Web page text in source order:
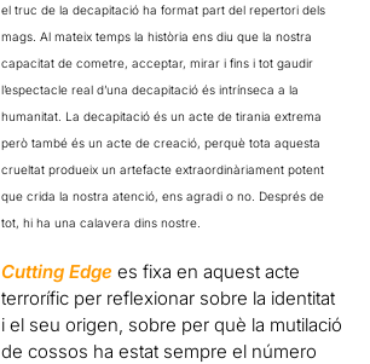
el truc de la decapitació ha format part del repertori dels
mags. Almateix temps la història ens diu que la nostra
capacitat de cometre, acceptar,mirar i fins i tot gaudir
l’espectacle real d’una decapitació és intrínseca a la
humanitat. La decapitació és un acte de tirania extrema
però també és un acte de creació,perquè tota aquesta
crueltat produeix un artefacte extraordinàriament potent
que crida la nostra atenció, ens agradi o no. Després de
tot, hi ha una calaveradins nostre.
Cutting Edge es fixa en aquest acte
terrorífic per reflexionar sobre la identitat
i el seu origen, sobre per què la mutilació
de cossos ha estat sempre el número